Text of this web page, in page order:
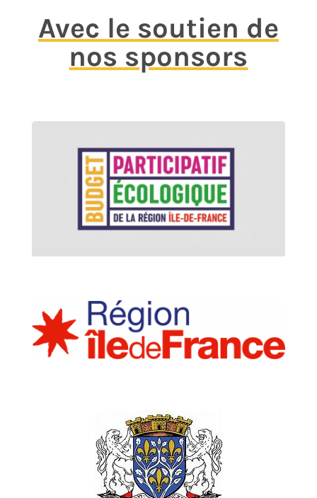
Avec le soutien de
nos sponsors